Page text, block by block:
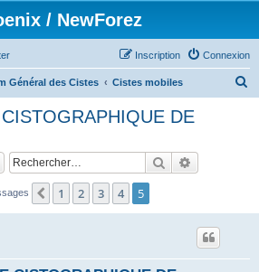
/ NewForez
Connexion
Inscription
Général des Cistes Cistes mobiles
c
DE
Rechercher
Précédent
1 2 3 4 5